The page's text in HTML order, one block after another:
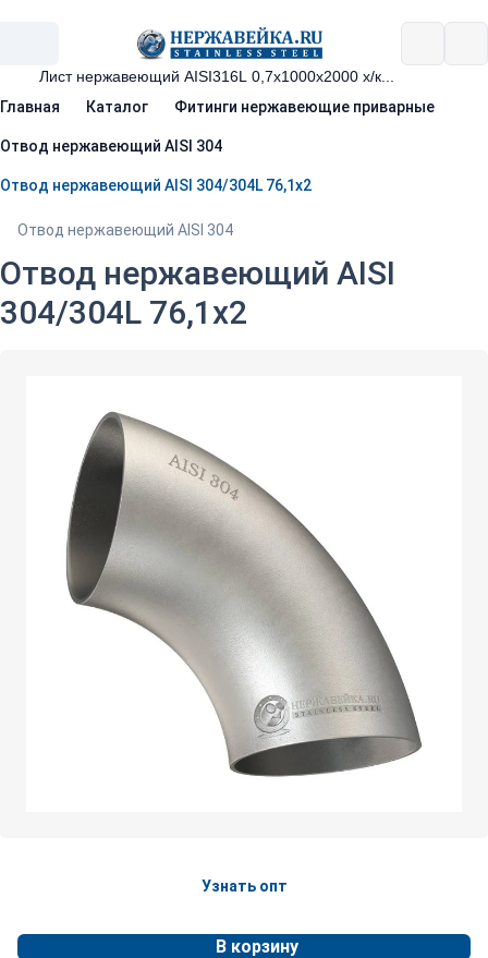
Главная Каталог Фитинги нержавеющие приварные
Отвод нержавеющий AISI 304
Отвод нержавеющий AISI 304/304L 76,1х2
Отвод нержавеющий AISI 304
Отвод нержавеющий AISI
304/304L 76,1х2
Узнать опт
В корзину